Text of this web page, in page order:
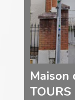
Maison
TOURS